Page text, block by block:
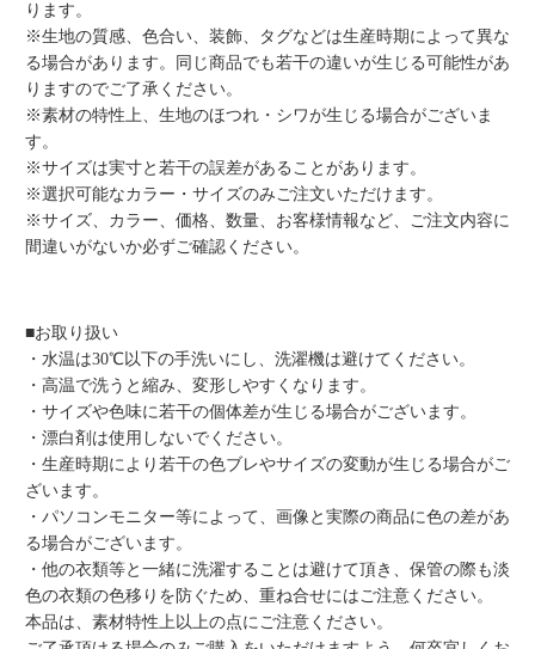
ります。
※生地の質感、色合い、装飾、タグなどは生産時期によって異な
る場合があります。同じ商品でも若干の違いが生じる可能性があ
りますのでご了承ください。
※素材の特性上、生地のほつれ・シワが生じる場合がございま
す。
※サイズは実寸と若干の誤差があることがあります。
※選択可能なカラー・サイズのみご注文いただけます。
※サイズ、カラー、価格、数量、お客様情報など、ご注文内容に
間違いがないか必ずご確認ください。
■お取り扱い
・水温は30℃以下の手洗いにし、洗濯機は避けてください。
・高温で洗うと縮み、変形しやすくなります。
・サイズや色味に若干の個体差が生じる場合がございます。
・漂白剤は使用しないでください。
・生産時期により若干の色ブレやサイズの変動が生じる場合がご
ざいます。
・パソコンモニター等によって、画像と実際の商品に色の差があ
る場合がございます。
・他の衣類等と一緒に洗濯することは避けて頂き、保管の際も淡
色の衣類の色移りを防ぐため、重ね合せにはご注意ください。
本品は、素材特性上以上の点にご注意ください。